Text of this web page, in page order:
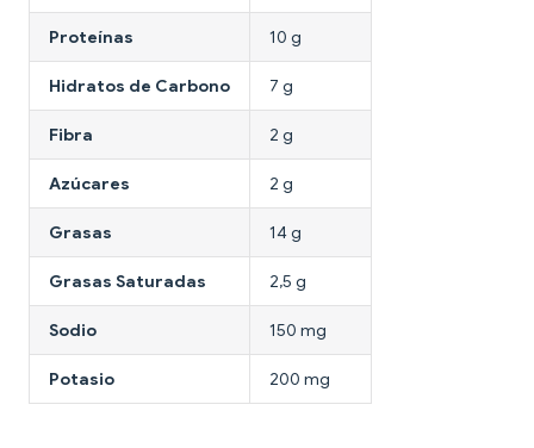
Proteínas 10 g
Hidratos de Carbono 7 g
Fibra 2 g
Azúcares 2 g
Grasas 14 g
Grasas Saturadas 2,5 g
Sodio 150 mg
Potasio 200 mg